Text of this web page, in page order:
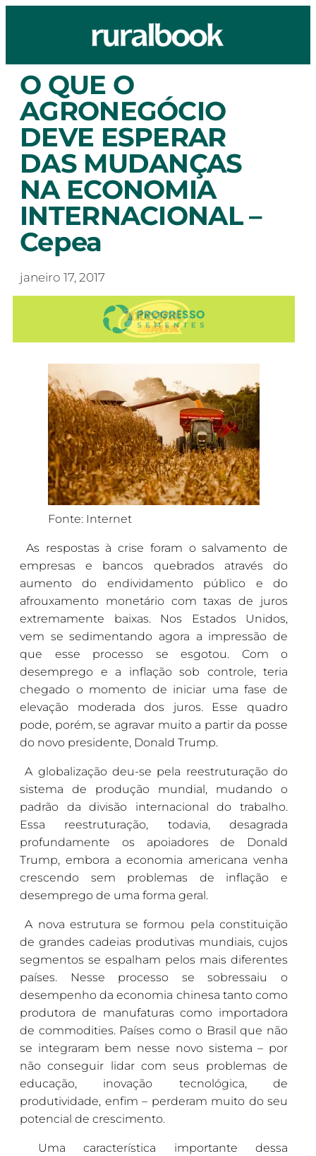
O QUE O
AGRONEGÓCIO
DEVE ESPERAR
DAS MUDANÇAS
NA ECONOMIA
INTERNACIONAL –
Cepea
janeiro 17, 2017
Fonte: Internet
As respostas à crise foram o salvamento de
empresas e bancos quebrados através do
aumento do endividamento público e do
afrouxamento monetário com taxas de juros
extremamente baixas. Nos Estados Unidos,
vem se sedimentando agora a impressão de
que esse processo se esgotou. Com o
desemprego e a inflação sob controle, teria
chegado o momento de iniciar uma fase de
elevação moderada dos juros. Esse quadro
pode, porém, se agravar muito a partir da posse
do novo presidente, Donald Trump.
A globalização deu-se pela reestruturação do
sistema de produção mundial, mudando o
padrão da divisão internacional do trabalho.
Essa reestruturação, todavia, desagrada
profundamente os apoiadores de Donald
Trump, embora a economia americana venha
crescendo sem problemas de inflação e
desemprego de uma forma geral.
A nova estrutura se formou pela constituição
de grandes cadeias produtivas mundiais, cujos
segmentos se espalham pelos mais diferentes
países. Nesse processo se sobressaiu o
desempenho da economia chinesa tanto como
produtora de manufaturas como importadora
de commodities. Países como o Brasil que não
se integraram bem nesse novo sistema – por
não conseguir lidar com seus problemas de
educação, inovação tecnológica, de
produtividade, enfim – perderam muito do seu
potencial de crescimento.
Uma característica importante dessa